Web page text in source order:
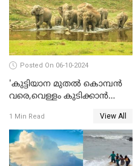
Posted On 06-10-2024
'കുട്ടിയാന മുതല്‍ കൊമ്പന്‍
വരെ,വെള്ളം കുടിക്കാന്‍
ആനക്കുളത്തെ
ആനക്കാഴ്ചകള്‍
1 Min Read View All